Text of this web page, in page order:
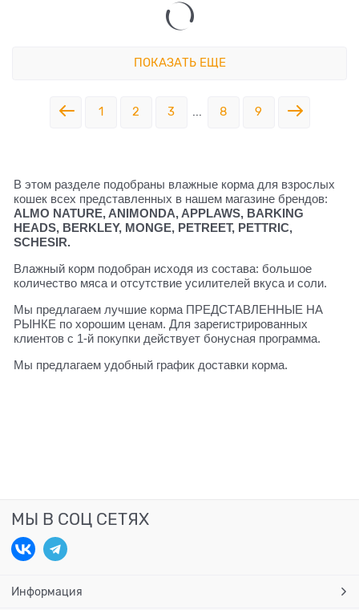
ПОКАЗАТЬ ЕЩЕ
1 2 3 8 9
В этом разделе подобраны влажные корма для взрослых
кошек всех представленных в нашем магазине брендов:
ALMO NATURE, ANIMONDA, APPLAWS, BARKING
HEADS, BERKLEY, MONGE, PETREET, PETTRIC,
SCHESIR.
Влажный корм подобран исходя из состава: большое
количество мяса и отсутствие усилителей вкуса и соли.
Мы предлагаем лучшие корма ПРЕДСТАВЛЕННЫЕ НА
РЫНКЕ по хорошим ценам. Для зарегистрированных
клиентов с 1-й покупки действует бонусная программа.
Мы предлагаем удобный график доставки корма.
МЫ В СОЦ СЕТЯХ
Информация